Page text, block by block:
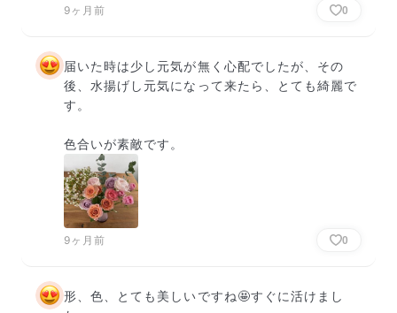
9ヶ月前 0
届いた時は少し元気が無く心配でしたが、その
後、水揚げし元気になって来たら、とても綺麗で
す。
色合いが素敵です。
9ヶ月前 0
形、色、とても美しいですね🤩すぐに活けまし